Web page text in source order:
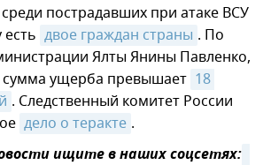
пострадавших при атаке ВСУ
двое граждан страны . По
Ялты Янины Павленко,
сумма ущерба превышает 18
. Следственный комитет России
дело о теракте .
ищите в наших соцсетях: